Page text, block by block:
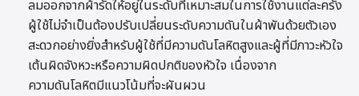
ลมออกจากผ้ารัดให้อยู่ในระดับที่เหมาะสมในการใช้งานแต่ละครั้ง
ผู้ใช้ไม่จำเป็นต้องปรับเปลี่ยนระดับความดันในผ้าพันด้วยตัวเอง
สะดวกอย่างยิ่งสำหรับผู้ใช้ที่มีความดันโลหิตสูงและผู้ที่มีภาวะหัวใจ
เต้นผิดจังหวะหรือความผิดปกติของหัวใจ เนื่องจาก
ความดันโลหิตมีแนวโน้มที่จะผันผวน